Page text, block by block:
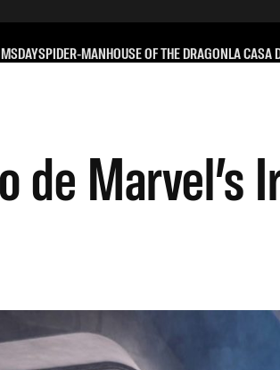
SPIDER-MANHOUSE OF THE DRAGONLA CASA
Marvel’s